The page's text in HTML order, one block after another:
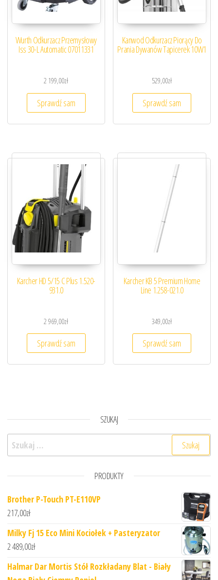
Wurth Odkurzacz Przemysłowy
Iss 30-L Automatic 07011331
2 199,00zł
Sprawdź sam
Kanwod Odkurzacz Piorący Do
Prania Dywanów Tapicerek 10W1
529,00zł
Sprawdź sam
Karcher HD 5/15 C Plus 1.520-
931.0
2 969,00zł
Sprawdź sam
Karcher KB 5 Premium Home
Line 1.258-021.0
349,00zł
Sprawdź sam
SZUKAJ
Szukaj:
PRODUKTY
Brother P-Touch PT-E110VP
217,00zł
Milky Fj 15 Eco Mini Kociołek + Pasteryzator
2 489,00zł
Halmar Dar Mortis Stół Rozkładany Blat - Biały